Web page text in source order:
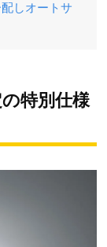
しオートサ
特別仕様